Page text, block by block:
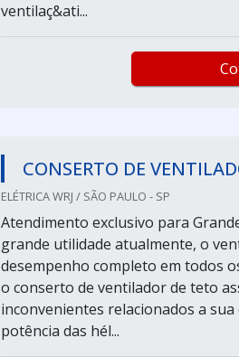
ventilaç&ati...
CONSERTO DE
ELÉTRICA WRJ / SÃO PAULO - SP
Atendimento exclusivo para
grande utilidade atualmente, o
desempenho completo em todos
o conserto de ventilador de teto
inconvenientes relacionados a
potência das hél...